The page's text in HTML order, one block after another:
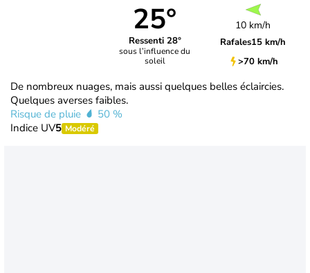
25°
Ressenti 28°
sous l’influence du
soleil
10 km/h
Rafales15 km/h
>70 km/h
De nombreux nuages, mais aussi quelques belles éclaircies.
Quelques averses faibles.
Risque de pluie
50 %
Indice UV5 Modéré